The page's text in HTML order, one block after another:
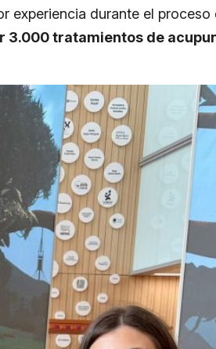
experiencia durante el proceso
3.000 tratamientos de